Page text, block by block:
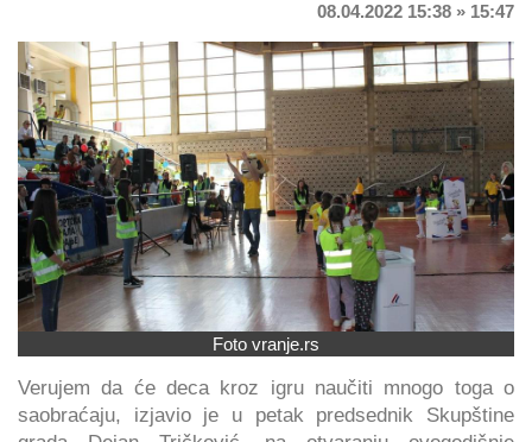
08.04.2022 15:38 » 15:47
Foto vranje.rs
Verujem da će deca kroz igru naučiti mnogo toga o
saobraćaju, izjavio je u petak predsednik Skupštine